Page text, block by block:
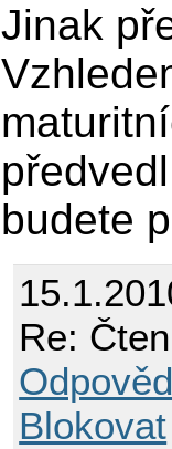
Jinak
budete
Re:
Blokovat